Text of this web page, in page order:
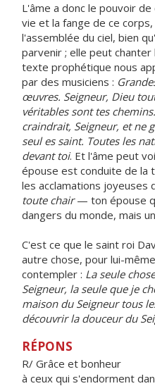
L'âme a donc le pouvoir
vie et la fange de ce
l'assemblée du ciel, bien
parvenir ; elle peut
texte prophétique nous
par des musiciens :
œuvres. Seigneur, Dieu
véritables sont tes
craindrait, Seigneur, et ne
seul es saint. Toutes les
devant toi. Et l'âme peut
épouse est conduite de la
les acclamations
toute chair— ton épouse
dangers du monde, mais
C'est ce que le saint roi
autre chose, pour lui-
contempler : La seule
Seigneur, la seule que je
maison du Seigneur tous
découvrir la douceur du
RÉPONS
R/ Grâce et bonheur
à ceux qui s'endorment